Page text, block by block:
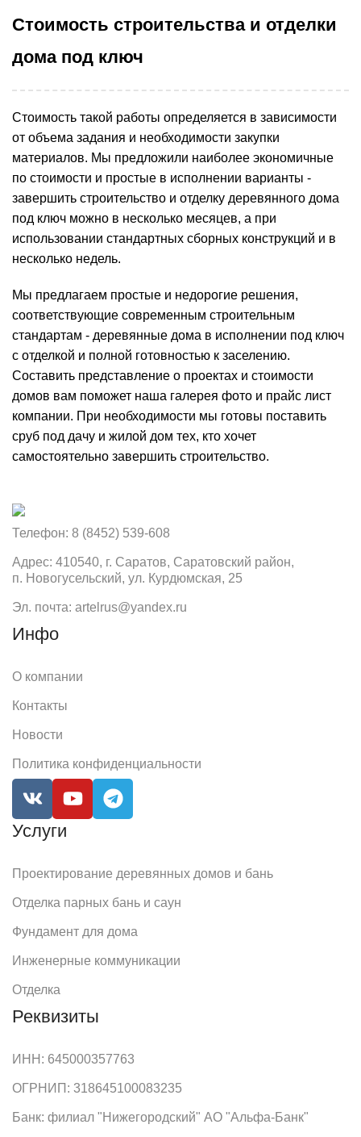
Стоимость строительства и отделки
дома под ключ
Стоимость такой работы определяется в зависимости
от объема задания и необходимости закупки
материалов. Мы предложили наиболее экономичные
по стоимости и простые в исполнении варианты -
завершить строительство и отделку деревянного дома
под ключ можно в несколько месяцев, а при
использовании стандартных сборных конструкций и в
несколько недель.
Мы предлагаем простые и недорогие решения,
соответствующие современным строительным
стандартам - деревянные дома в исполнении под ключ
с отделкой и полной готовностью к заселению.
Составить представление о проектах и стоимости
домов вам поможет наша галерея фото и прайс лист
компании. При необходимости мы готовы поставить
сруб под дачу и жилой дом тех, кто хочет
самостоятельно завершить строительство.
Телефон: 8 (8452) 539-608
Адрес: 410540, г. Саратов, Саратовский район,
п. Новогусельский, ул. Курдюмская, 25
Эл. почта: artelrus@yandex.ru
Инфо
О компании
Контакты
Новости
Политика конфиденциальности
Услуги
Проектирование деревянных домов и бань
Отделка парных бань и саун
Фундамент для дома
Инженерные коммуникации
Отделка
Реквизиты
ИНН: 645000357763
ОГРНИП: 318645100083235
Банк: филиал "Нижегородский" АО "Альфа-Банк"